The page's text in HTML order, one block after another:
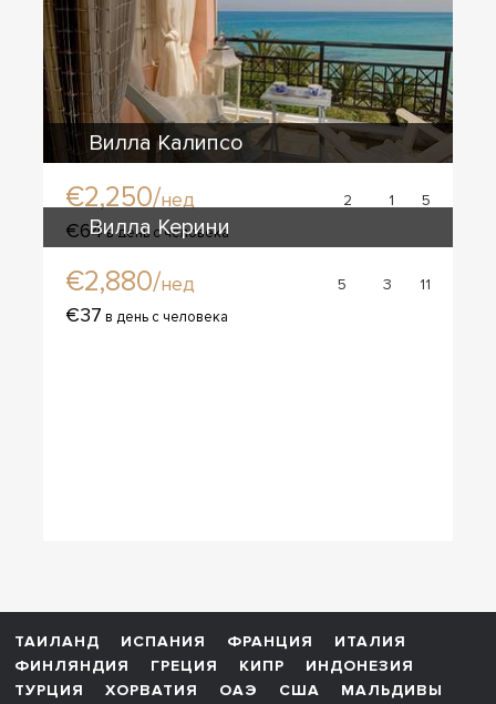
Вилла Калипсо
€2,250/нед 2 1 5
€64в день с человека
Вилла Керини
€2,880/нед 5 3 11
€37 в день с человека
ТАИЛАНД ИСПАНИЯ ФРАНЦИЯ
ИТАЛИЯ
ФИНЛЯНДИЯ
ГРЕЦИЯ КИПР
ИНДОНЕЗИЯ
ТУРЦИЯ
ХОРВАТИЯ ОАЭ США
МАЛЬДИВЫ